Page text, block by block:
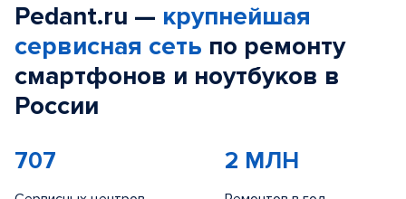
Pedant.ru — крупнейшая
сервисная сеть по ремонту
смартфонов и ноутбуков в
России
707 2 МЛН